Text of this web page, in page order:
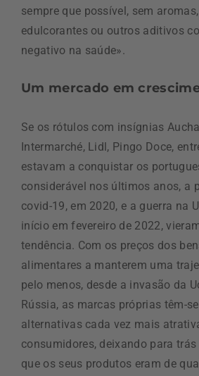
sempre que possível, sem
edulcorantes ou outros aditivos
negativo na saúde».
Um mercado em
Se os rótulos com insígnias
Intermarché, Lidl, Pingo Doce,
estavam a conquistar os
considerável nos últimos anos, a
covid-19, em 2020, e a guerra na
início em fevereiro de 2022,
tendência. Com os preços dos
alimentares a manterem uma
pelo menos, desde a invasão da
Rússia, as marcas próprias têm-
alternativas cada vez mais
consumidores, deixando para
que os seus produtos eram de